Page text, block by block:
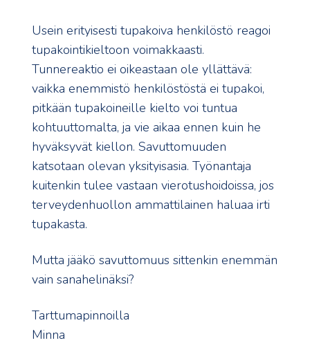
Usein erityisesti tupakoiva henkilöstö reagoi
tupakointikieltoon voimakkaasti.
Tunnereaktio ei oikeastaan ole yllättävä:
vaikka enemmistö henkilöstöstä ei tupakoi,
pitkään tupakoineille kielto voi tuntua
kohtuuttomalta, ja vie aikaa ennen kuin he
hyväksyvät kiellon. Savuttomuuden
katsotaan olevan yksityisasia. Työnantaja
kuitenkin tulee vastaan vierotushoidoissa, jos
terveydenhuollon ammattilainen haluaa irti
tupakasta.
Mutta jääkö savuttomuus sittenkin enemmän
vain sanahelinäksi?
Tarttumapinnoilla
Minna